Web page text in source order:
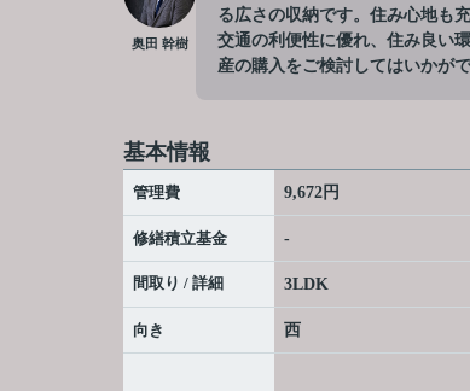
奥田 幹樹
る広さの収納です。住み心地も
交通の利便性に優れ、住み良い
産の購入をご検討してはいかがで
基本情報
管理費 9,672円
修繕積立基金 -
間取り / 詳細 3LDK
向き 西